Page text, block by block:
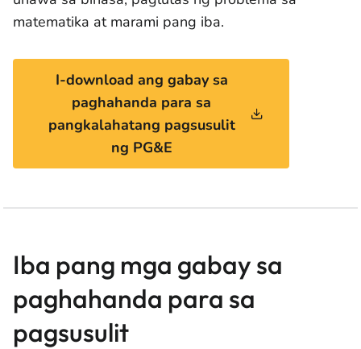
matematika at marami pang iba.
I-download ang gabay sa
paghahanda para sa
pangkalahatang pagsusulit
ng PG&E
Iba pang mga gabay sa
paghahanda para sa
pagsusulit